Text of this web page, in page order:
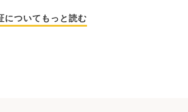
についてもっと読む